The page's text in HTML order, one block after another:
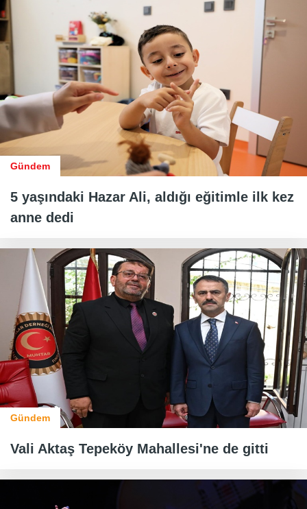
Gündem
5 yaşındaki Hazar Ali, aldığı eğitimle ilk kez
anne dedi
Gündem
Vali Aktaş Tepeköy Mahallesi'ne de gitti